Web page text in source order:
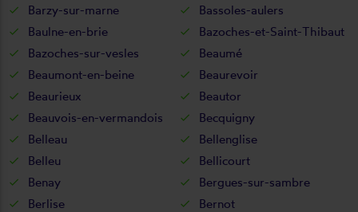
Barzy-sur-marne
Bassoles-aulers
Baulne-en-brie
Bazoches-et-Saint-Thibaut
Bazoches-sur-vesles
Beaumé
Beaumont-en-beine
Beaurevoir
Beaurieux
Beautor
Beauvois-en-vermandois
Becquigny
Belleau
Bellenglise
Belleu
Bellicourt
Benay
Bergues-sur-sambre
Berlise
Bernot